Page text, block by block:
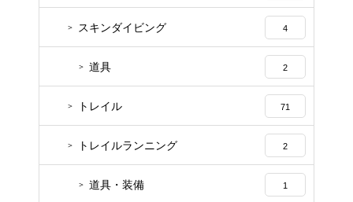
スキンダイビング 4
道具 2
トレイル 71
トレイルランニング 2
道具・装備 1